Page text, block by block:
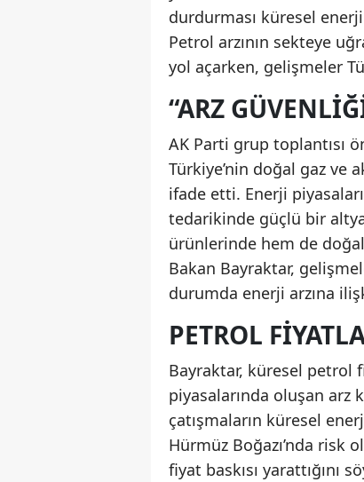
durdurması küresel
Petrol arzının sekteye
yol açarken, gelişmeler
“ARZ
AK Parti grup toplantısı
Türkiye’nin doğal gaz ve
ifade etti. Enerji
tedarikinde güçlü bir
ürünlerinde hem de
Bakan Bayraktar,
durumda enerji arzına
PETROL
Bayraktar, küresel petrol
piyasalarında oluşan arz
çatışmaların küresel
Hürmüz Boğazı’nda
fiyat baskısı